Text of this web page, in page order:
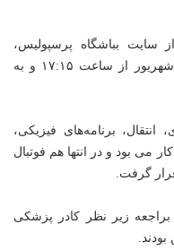
سایت بباشگاه پرسپولیس،
سرخپوشان پایتخت امروز چهارشنبه ۱۲ شهریور از ساعت ۱۷:۱۵ و به
برنامه‌های فیزیکی،
می بود و در انتها هم فوتبال
زیر نظر کادر پزشکی